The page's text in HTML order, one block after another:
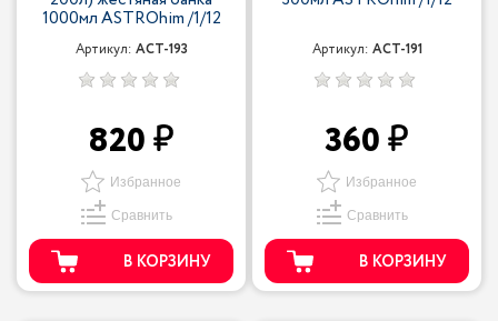
1000мл ASTROhim /1/12
Артикул: ACT-193
820
Избранное
Сравнить
В КОРЗИНУ
Артикул: ACT-191
360
Избранное
Сравнить
В КОРЗИНУ